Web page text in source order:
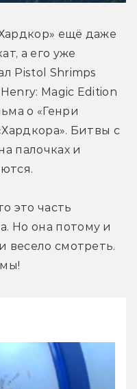
ещё даже
а его уже
Pistol Shrimps
Magic Edition
о «Генри
Битвы с
палочках и
это часть
Но она потому и
весело смотреть.